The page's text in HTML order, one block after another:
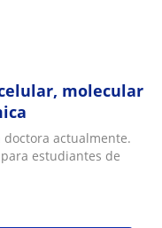
molecular
actualmente.
estudiantes de